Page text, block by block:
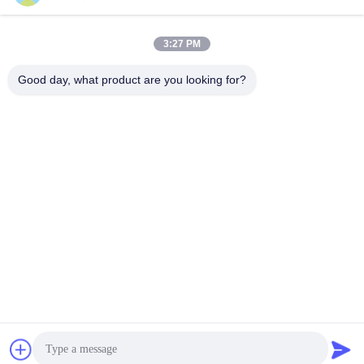
Πνευματικά δικαιώματα © 2015-2025 Wuxi FSK Transmission Bearing Co.,
Ltd . Διατηρούνται όλα τα πνευματικά δικαιώματα.
3:27 PM
Good day, what product are you looking for?